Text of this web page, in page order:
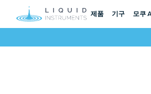
제품 기구 모쿠